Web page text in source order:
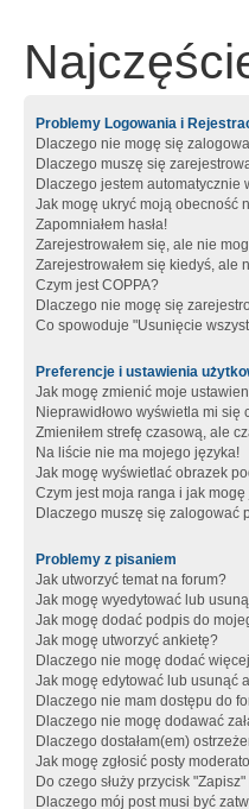
Problemy Logowania i
Dlaczego nie mogę się
Dlaczego muszę się
Dlaczego jestem automatycznie
Jak mogę ukryć moją obecność
Zapomniałem hasła!
Zarejestrowałem się, ale nie
Zarejestrowałem się kiedyś, ale
Czym jest COPPA?
Dlaczego nie mogę się
Co spowoduje "Usunięcie
Preferencje i ustawienia
Jak mogę zmienić moje
Nieprawidłowo wyświetla mi się
Zmieniłem strefę czasową, ale
Na liście nie ma mojego języka!
Jak mogę wyświetlać obrazek
Czym jest moja ranga i jak
Dlaczego muszę się zalogować
Problemy z pisaniem
Jak utworzyć temat na forum?
Jak mogę wyedytować lub
Jak mogę dodać podpis do
Jak mogę utworzyć ankietę?
Dlaczego nie mogę dodać
Jak mogę edytować lub usunąć
Dlaczego nie mam dostępu do
Dlaczego nie mogę dodawać
Dlaczego dostałam(em)
Jak mogę zgłosić posty
Do czego służy przycisk
Dlaczego mój post musi być